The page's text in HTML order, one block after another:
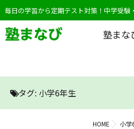
毎日の学習から定期テスト対策！中学受
塾まな
タグ: 小学6年生
HOME 小学